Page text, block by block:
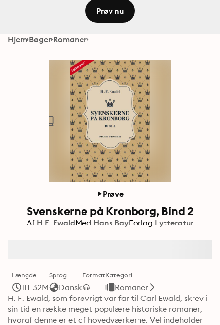
Prøv nu
Hjem Bøger Romaner
Prøve
Svenskerne på Kronborg, Bind 2
Af H.F. EwaldMed Hans BayForlag Lytteratur
Længde
11T 32M
Sprog
Dansk
FormatKategori
Romaner
H. F. Ewald, som forøvrigt var far til Carl Ewald, skrev i
sin tid en række meget populære historiske romaner,
hvoraf denne er et af hovedværkerne. Vel indeholder